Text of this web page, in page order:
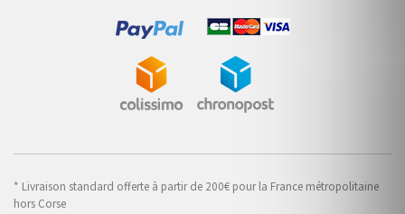
* Livraison standard offerte à partir de 200€ pour la France métropolitaine
hors Corse